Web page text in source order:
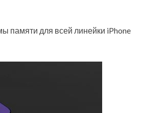
памяти для всей линейки iPhone